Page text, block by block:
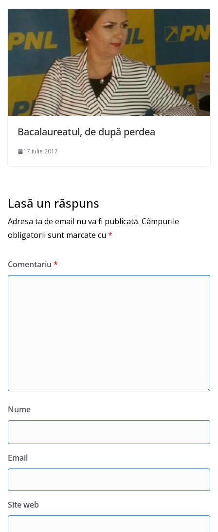
Bacalaureatul, de după perdea
17 iulie 2017
Lasă un răspuns
Adresa ta de email nu va fi publicată. Câmpurile
obligatorii sunt marcate cu *
Comentariu *
Nume
Email
Site web